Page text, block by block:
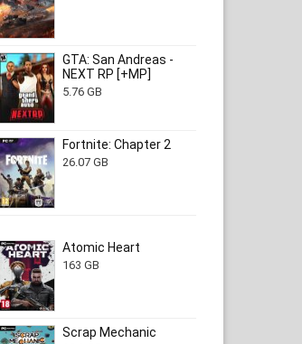
GTA: San Andreas -
NEXT RP [+MP]
5.76 GB
Fortnite: Chapter 2
26.07 GB
Atomic Heart
163 GB
Scrap Mechanic